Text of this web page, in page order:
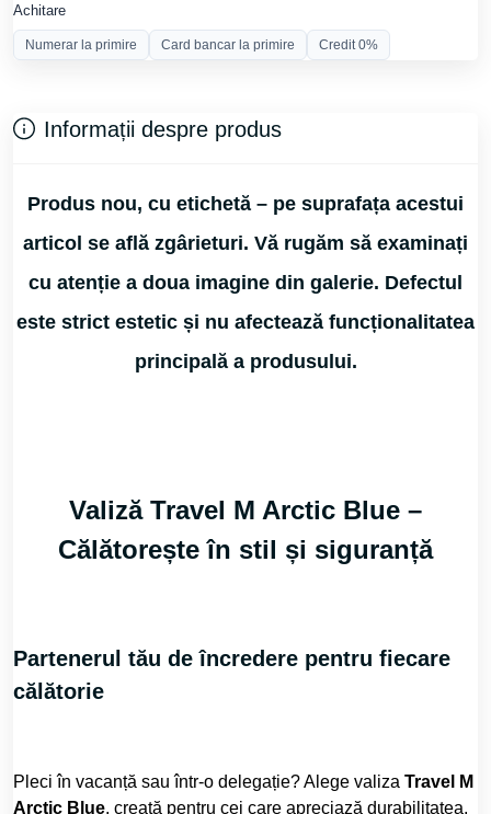
Achitare
Numerar la primire Card bancar la primire Credit 0%
Informații despre produs
Produs nou, cu etichetă – pe suprafața acestui
articol se află zgârieturi. Vă rugăm să examinați
cu atenție a doua imagine din galerie. Defectul
este strict estetic și nu afectează funcționalitatea
principală a produsului.
Valiză Travel M Arctic Blue –
Călătorește în stil și siguranță
Partenerul tău de încredere pentru fiecare
călătorie
Pleci în vacanță sau într-o delegație? Alege valiza Travel M
Arctic Blue, creată pentru cei care apreciază durabilitatea,